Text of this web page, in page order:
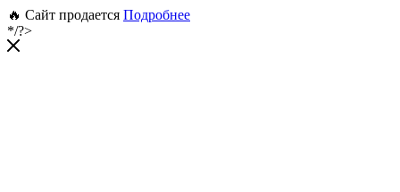
🔥 Сайт продается Подробнее
*/?>